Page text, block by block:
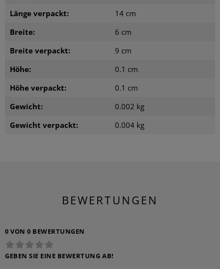
Länge verpackt:
14 cm
Breite:
6 cm
Breite verpackt:
9 cm
Höhe:
0.1 cm
Höhe verpackt:
0.1 cm
Gewicht:
0.002 kg
Gewicht verpackt:
0.004 kg
BEWERTUNGEN
0 VON 0 BEWERTUNGEN
GEBEN SIE EINE BEWERTUNG AB!